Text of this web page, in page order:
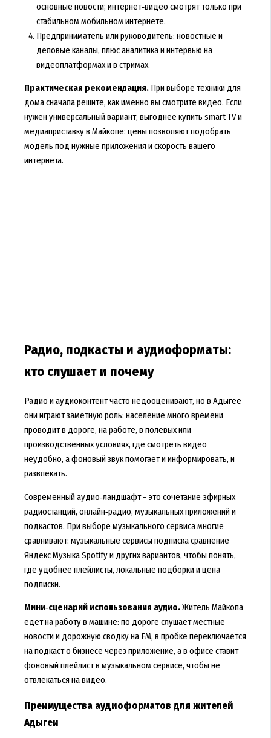
основные новости; интернет‑видео смотрят только при
стабильном мобильном интернете.
Предприниматель или руководитель: новостные и
деловые каналы, плюс аналитика и интервью на
видеоплатформах и в стримах.
Практическая рекомендация.При выборе техники для
дома сначала решите, как именно вы смотрите видео. Если
нужен универсальный вариант, выгоднее купить smart TV и
медиаприставку в Майкопе: цены позволяют подобрать
модель под нужные приложения и скорость вашего
интернета.
Радио, подкасты и аудиоформаты:
кто слушает и почему
Радио и аудиоконтент часто недооценивают, но в Адыгее
они играют заметную роль: население много времени
проводит в дороге, на работе, в полевых или
производственных условиях, где смотреть видео
неудобно, а фоновый звук помогает и информировать, и
развлекать.
Современный аудио‑ландшафт - это сочетание эфирных
радиостанций, онлайн‑радио, музыкальных приложений и
подкастов. При выборе музыкального сервиса многие
сравнивают: музыкальные сервисы подписка сравнение
Яндекс Музыка Spotify и других вариантов, чтобы понять,
где удобнее плейлисты, локальные подборки и цена
подписки.
Мини‑сценарий использования аудио.Житель Майкопа
едет на работу в машине: по дороге слушает местные
новости и дорожную сводку на FM, в пробке переключается
на подкаст о бизнесе через приложение, а в офисе ставит
фоновый плейлист в музыкальном сервисе, чтобы не
отвлекаться на видео.
Преимущества аудиоформатов для жителей
Адыгеи